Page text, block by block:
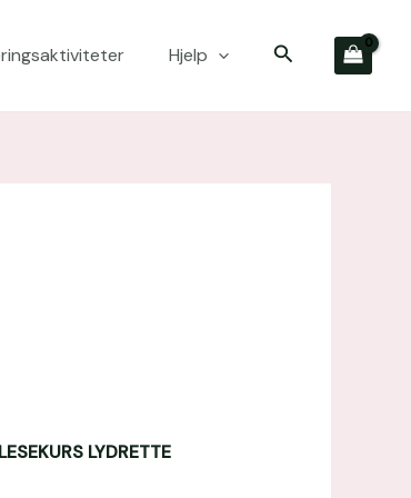
Hjelp Søk
LESEKURS LYDRETTE